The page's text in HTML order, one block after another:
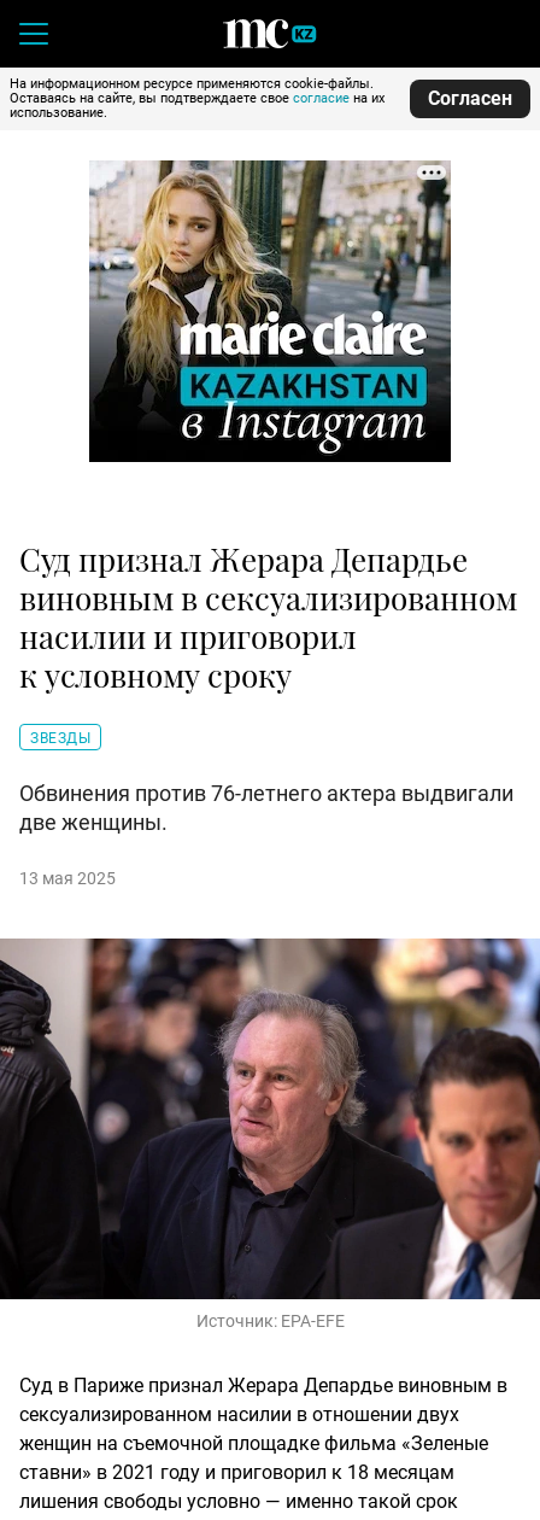
На информационном ресурсе применяются cookie-файлы.
Оставаясь на сайте, вы подтверждаете свое согласие на их
использование.
Согласен
Суд признал Жерара Депардье
виновным в сексуализированном
насилии и приговорил
к условному сроку
ЗВЕЗДЫ
Обвинения против 76-летнего актера выдвигали
две женщины.
13 мая 2025
Источник: EPA-EFE
Суд в Париже признал Жерара Депардье виновным в
сексуализированном насилии в отношении двух
женщин на съемочной площадке фильма «Зеленые
ставни» в 2021 году и приговорил к 18 месяцам
лишения свободы условно — именно такой срок